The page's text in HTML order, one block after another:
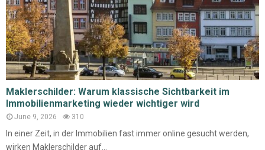
Maklerschilder: Warum klassische Sichtbarkeit im
Immobilienmarketing wieder wichtiger wird
June 9, 2026 310
In einer Zeit, in der Immobilien fast immer online gesucht werden,
wirken Maklerschilder auf...